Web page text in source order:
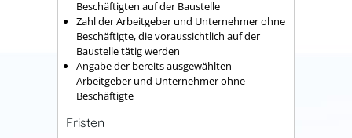
Beschäftigten auf der Baustelle
Zahl der Arbeitgeber und Unternehmer ohne
Beschäftigte, die voraussichtlich auf der
Baustelle tätig werden
Angabe der bereits ausgewählten
Arbeitgeber und Unternehmer ohne
Beschäftigte
Fristen